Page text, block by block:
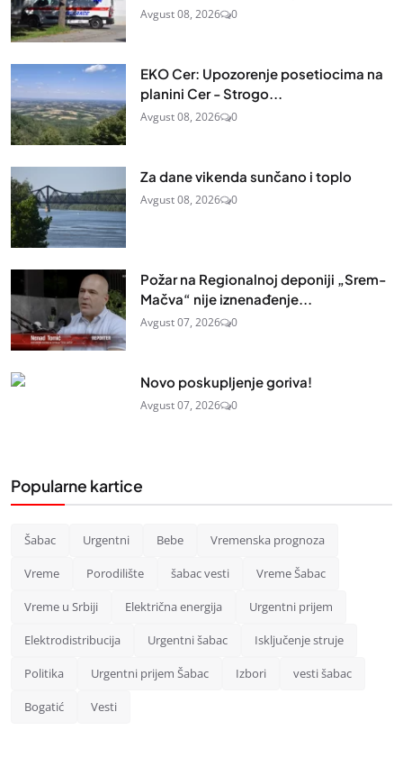
Avgust 08, 2026 0
EKO Cer: Upozorenje posetiocima na
planini Cer - Strogo...
Avgust 08, 2026 0
Za dane vikenda sunčano i toplo
Avgust 08, 2026 0
Požar na Regionalnoj deponiji „Srem-
Mačva“ nije iznenađenje...
Avgust 07, 2026 0
Novo poskupljenje goriva!
Avgust 07, 2026 0
Popularne kartice
Šabac Urgentni Bebe Vremenska prognoza
Vreme Porodilište šabac vesti Vreme Šabac
Vreme u Srbiji Električna energija Urgentni prijem
Elektrodistribucija Urgentni šabac Isključenje struje
Politika Urgentni prijem Šabac Izbori vesti šabac
Bogatić Vesti